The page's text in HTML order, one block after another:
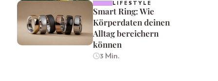
LIFESTYLE
Smart Ring: Wie
Körperdaten deinen
Alltag bereichern
können
3 Min.